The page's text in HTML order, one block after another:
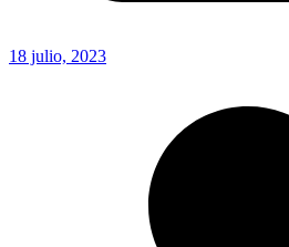
18 julio, 2023